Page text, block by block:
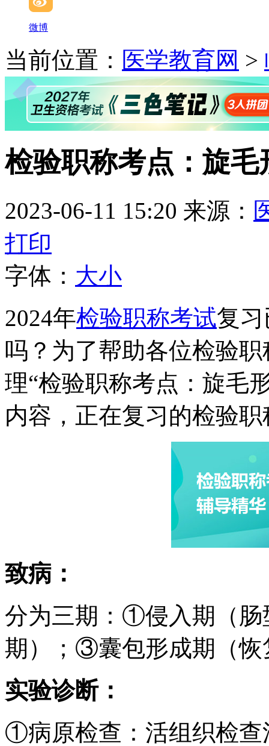
微博
当前位置： 医学教育网 >
检验职称考点：旋
2023-06-11 15:20 来源：
打印
字体： 大小
2024年检验职称考试复
吗？为了帮助各位检验
理“检验职称考点：旋毛
内容，正在复习的检验
致病：
分为三期：①侵入期（
期）；③囊包形成期（恢
实验诊断：
①病原检查：活组织检查